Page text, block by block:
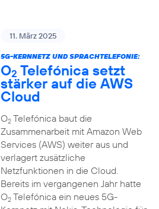
11. März 2025
5G-KERNNETZ UND SPRACHTELEFONIE:
O2 Telefónica setzt
stärker auf die AWS
Cloud
O2Telefónica baut die
Zusammenarbeit mit Amazon Web
Services (AWS) weiter aus und
verlagert zusätzliche
Netzfunktionen in die Cloud.
Bereits im vergangenen Jahr hatte
O2Telefónica ein neues 5G-